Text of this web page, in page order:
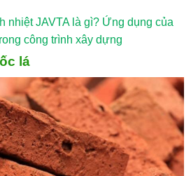
nhiệt JAVTA là gì? Ứng dụng của
công trình xây dựng
lá